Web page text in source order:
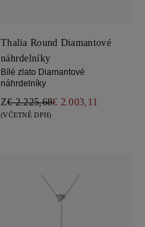
Thalia Round Diamantové
náhrdelníky
Bílé zlato Diamantové
náhrdelníky
Z€ 2.225,68€ 2.003,11
(VČETNĚ DPH)